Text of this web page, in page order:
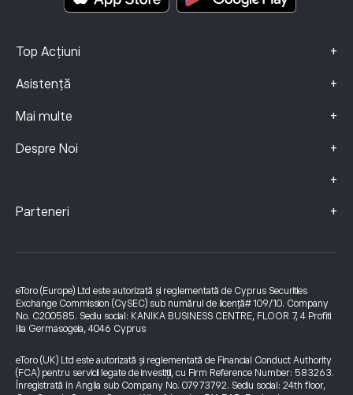
Top Acțiuni +
Asistență +
Mai multe +
Despre Noi +
+
Parteneri +
eToro (Europe) Ltd este autorizată și reglementată de Cyprus Securities
Exchange Commission (CySEC) sub numărul de licență# 109/10. Company
No. C200585. Sediu social: KANIKA BUSINESS CENTRE, FLOOR 7, 4 Profiti
Ilia Germasogeia, 4046 Cyprus
eToro (UK) Ltd este autorizată și reglementată de Financial Conduct Authority
(FCA) pentru servicii legate de investiții, cu Firm Reference Number: 583263.
Înregistrată în Anglia sub Company No. 07973792. Sediu social: 24th floor,